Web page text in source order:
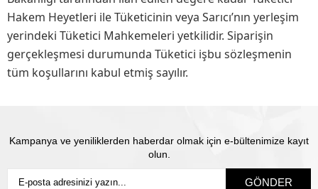
Hakem Heyetleri ile Tüketicinin veya Sarıcı’nın yerleşim
yerindeki Tüketici Mahkemeleri yetkilidir. Siparişin
gerçekleşmesi durumunda Tüketici işbu sözleşmenin
tüm koşullarını kabul etmiş sayılır.
Kampanya ve yeniliklerden haberdar olmak için e-bültenimize kayıt
olun.
GÖNDER